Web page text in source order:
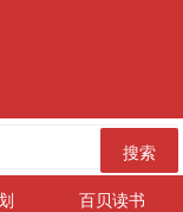
搜索
百贝读书